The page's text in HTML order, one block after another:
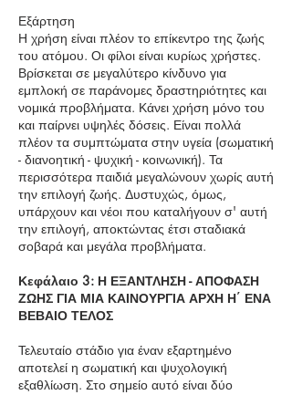
Εξάρτηση
Η χρήση είναι πλέον το επίκεντρο της ζωής
του ατόμου. Οι φίλοι είναι κυρίως χρήστες.
Βρίσκεται σε μεγαλύτερο κίνδυνο για
εμπλοκή σε παράνομες δραστηριότητες και
νομικά προβλήματα. Κάνει χρήση μόνο του
και παίρνει υψηλές δόσεις. Είναι πολλά
πλέον τα συμπτώματα στην υγεία (σωματική
- διανοητική - ψυχική - κοινωνική). Τα
περισσότερα παιδιά μεγαλώνουν χωρίς αυτή
την επιλογή ζωής. Δυστυχώς, όμως,
υπάρχουν και νέοι που καταλήγουν σ' αυτή
την επιλογή, αποκτώντας έτσι σταδιακά
σοβαρά και μεγάλα προβλήματα.
Κεφάλαιο 3: Η ΕΞΑΝΤΛΗΣΗ - ΑΠΟΦΑΣΗ
ΖΩΗΣ ΓΙΑ ΜΙΑ ΚΑΙΝΟΥΡΓΙΑ ΑΡΧΗ Η΄ ΕΝΑ
ΒΕΒΑΙΟ ΤΕΛΟΣ
Τελευταίο στάδιο για έναν εξαρτημένο
αποτελεί η σωματική και ψυχολογική
εξαθλίωση. Στο σημείο αυτό είναι δύο